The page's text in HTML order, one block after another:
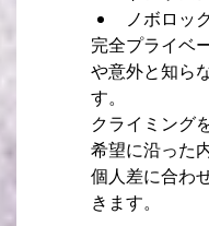
ノボロッ
完全プライベ
や意外と知ら
す。
クライミング
希望に沿った
個人差に合わ
きます。